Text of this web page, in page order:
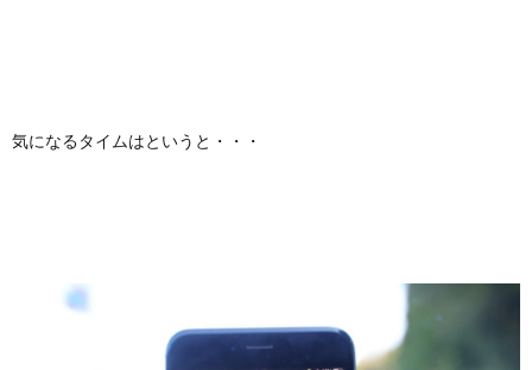
気になるタイムはというと・・・